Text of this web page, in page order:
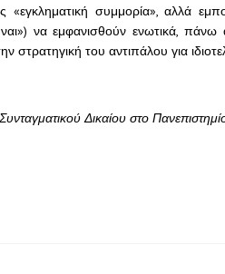
συμμορία», αλλά
να εμφανισθούν ενωτικά, πάνω
στρατηγική του αντιπάλου για
Δικαίου στο